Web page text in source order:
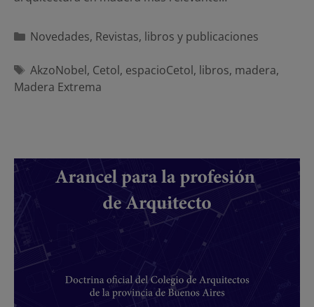
Categorías
Novedades, Revistas, libros y publicaciones
Etiquetas
AkzoNobel, Cetol, espacioCetol, libros, madera,
Madera Extrema